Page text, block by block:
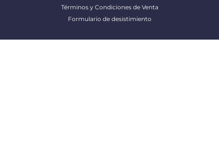
Términos y Condiciones de Venta
Formulario de desistimiento